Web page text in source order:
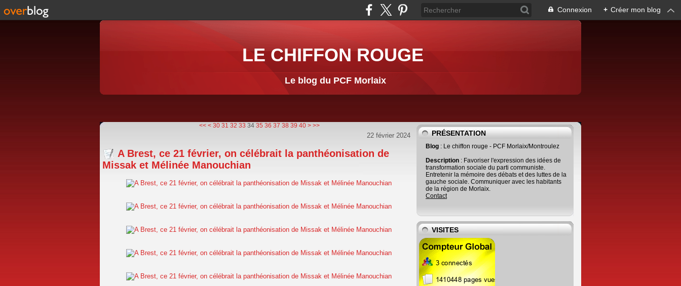
Connexion + Créer mon blog
LE CHIFFON ROUGE
Le blog du PCF Morlaix
<< < 10
20
30 31 32 33 34 35 36 37 38 39 40 50
60
70
80
90
100
200
300
> >>
22 février 2024
A Brest, ce 21 février, on célébrait la panthéonisation de
Missak et Mélinée Manouchian
PRÉSENTATION
Blog : Le chiffon rouge - PCF Morlaix/Montroulez
Description : Favoriser l'expression des idées de
transformation sociale du parti communiste.
Entretenir la mémoire des débats et des luttes de la
gauche sociale. Communiquer avec les habitants
de la région de Morlaix.
Contact
VISITES